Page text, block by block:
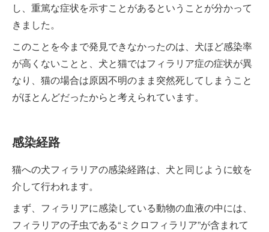
し、重篤な症状を示すことがあるということが分かって
きました。
このことを今まで発見できなかったのは、犬ほど感染率
が高くないことと、犬と猫ではフィラリア症の症状が異
なり、猫の場合は原因不明のまま突然死してしまうこと
がほとんどだったからと考えられています。
感染経路
猫への犬フィラリアの感染経路は、犬と同じように蚊を
介して行われます。
まず、フィラリアに感染している動物の血液の中には、
フィラリアの子虫である“ミクロフィラリア”が含まれて